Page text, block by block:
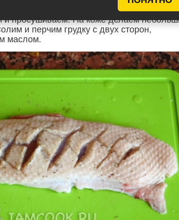
и просушиваем. На коже делаем
и перчим грудку с двух сторон,
маслом.